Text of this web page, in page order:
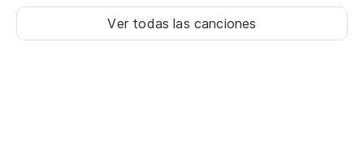
Ver todas las canciones